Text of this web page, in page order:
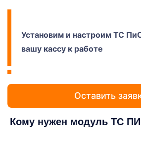
Установим и настроим ТС
вашу кассу к работе
Оставить
Кому нужен модуль ТС